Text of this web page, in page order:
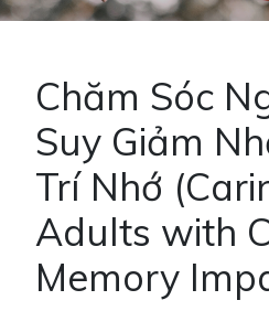
Chăm Sóc
Suy Giảm
Trí Nhớ
Adults with
Memory